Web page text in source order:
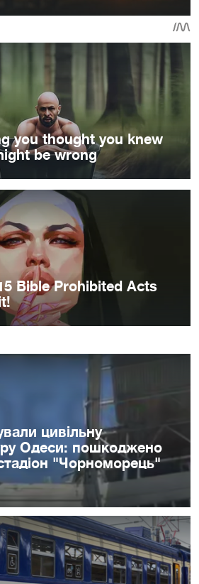
цивільну
Одеси: пошкоджено
"Чорноморець"